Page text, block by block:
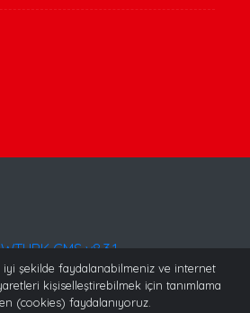
şekilde faydalanabilmeniz ve internet
kişiselleştirebilmek için tanımlama
(cookies) faydalanıyoruz.